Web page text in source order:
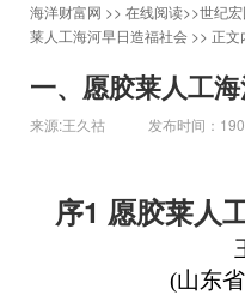
海洋财富网 >> 在线阅读>>世纪
莱人工海河早日造福社会 >> 正文
一、愿胶莱人工
来源:王久祜 发布时间：
序1 愿胶莱人
(山东